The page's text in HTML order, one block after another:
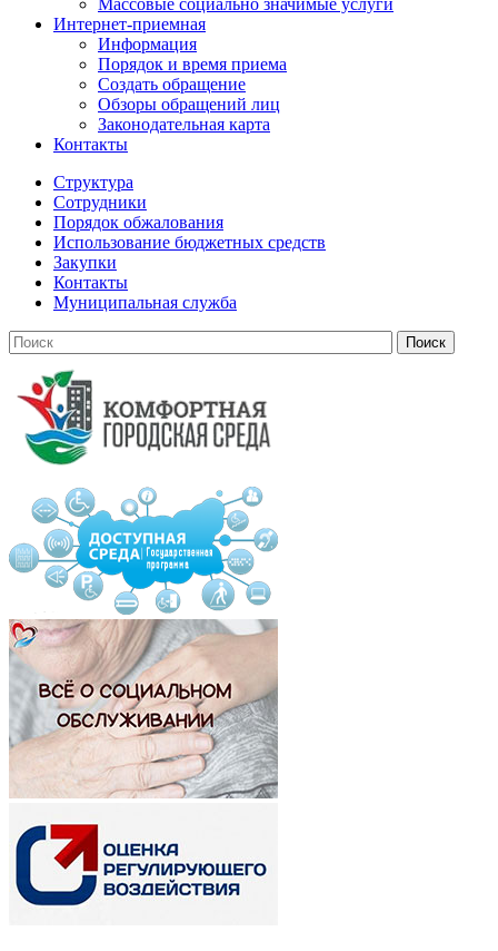
Массовые социально значимые услуги
Интернет-приемная
Информация
Порядок и время приема
Создать обращение
Обзоры обращений лиц
Законодательная карта
Контакты
Структура
Сотрудники
Порядок обжалования
Использование бюджетных средств
Закупки
Контакты
Муниципальная служба